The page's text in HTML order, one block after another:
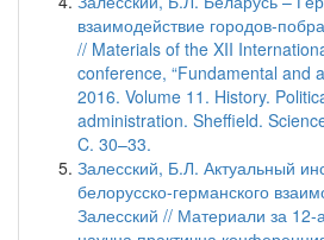
взаимодействие городов-
// Materials of the XII
conference, “Fundamental and
2016. Volume 11. History.
administration. Sheffield.
C. 30–33.
Залесский, Б.Л. Актуальный
белорусско-германского
Залесский // Материали за